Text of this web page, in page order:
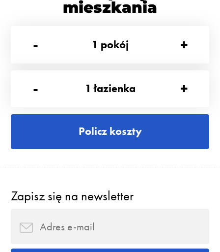
mieszkania
-
1 pokój +
- 1 łazienka +
Policz koszty
Zapisz się na newsletter